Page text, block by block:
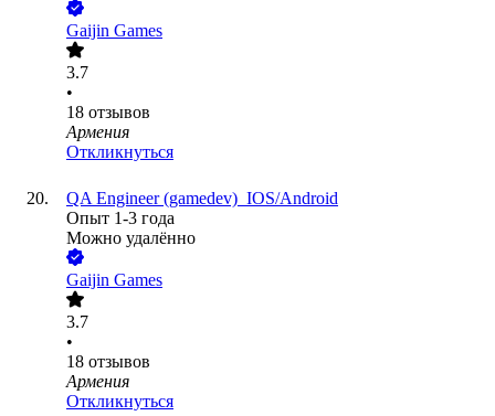
Gaijin Games
3.7
•
18 отзывов
Армения
Откликнуться
QA Engineer (gamedev)_IOS/Android
Опыт 1-3 года
Можно удалённо
Gaijin Games
3.7
•
18 отзывов
Армения
Откликнуться